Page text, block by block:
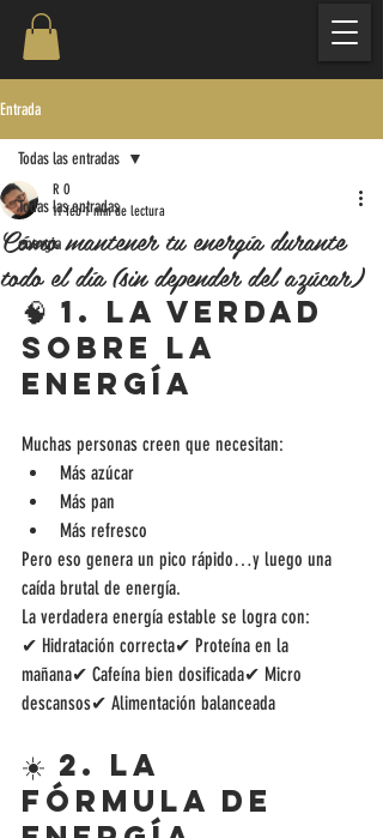
Entrada
Todas las entradas
energia
Todas las entradas
Cómo mantener tu energía durante
todo el día (sin depender del azúcar)
R O
11 feb 1 min de lectura
🧠 1. La verdad
sobre la
energía
Muchas personas creen que necesitan:
Más azúcar
Más pan
Más refresco
Pero eso genera un pico rápido…y luego una
caída brutal de energía.
La verdadera energía estable se logra con:
✔ Hidratación correcta✔ Proteína en la
mañana✔ Cafeína bien dosificada✔ Micro
descansos✔ Alimentación balanceada
☀️ 2. La
fórmula de